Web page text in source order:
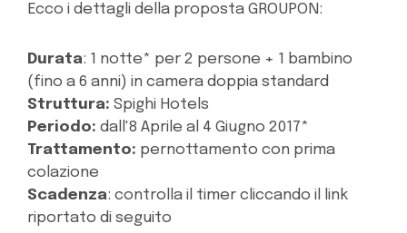
Ecco i dettagli della proposta GROUPON:
Durata: 1 notte* per 2 persone + 1 bambino
(fino a 6 anni) in camera doppia standard
Struttura: Spighi Hotels
Periodo: dall'8 Aprile al 4 Giugno 2017*
Trattamento: pernottamento con prima
colazione
Scadenza: controlla il timer cliccando il link
riportato di seguito